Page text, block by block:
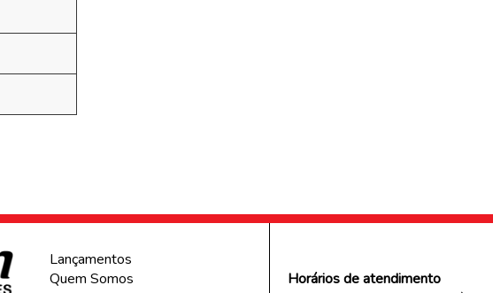
Lançamentos
Quem Somos
Horários de atendimento